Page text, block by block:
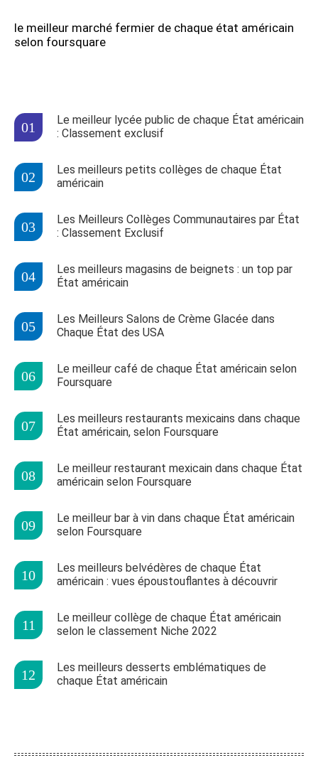
le meilleur marché fermier de chaque état américain
selon foursquare
Le meilleur lycée public de chaque État américain
: Classement exclusif
Les meilleurs petits collèges de chaque État
américain
Les Meilleurs Collèges Communautaires par État
: Classement Exclusif
Les meilleurs magasins de beignets : un top par
État américain
Les Meilleurs Salons de Crème Glacée dans
Chaque État des USA
Le meilleur café de chaque État américain selon
Foursquare
Les meilleurs restaurants mexicains dans chaque
État américain, selon Foursquare
Le meilleur restaurant mexicain dans chaque État
américain selon Foursquare
Le meilleur bar à vin dans chaque État américain
selon Foursquare
Les meilleurs belvédères de chaque État
américain : vues époustouflantes à découvrir
Le meilleur collège de chaque État américain
selon le classement Niche 2022
Les meilleurs desserts emblématiques de
chaque État américain